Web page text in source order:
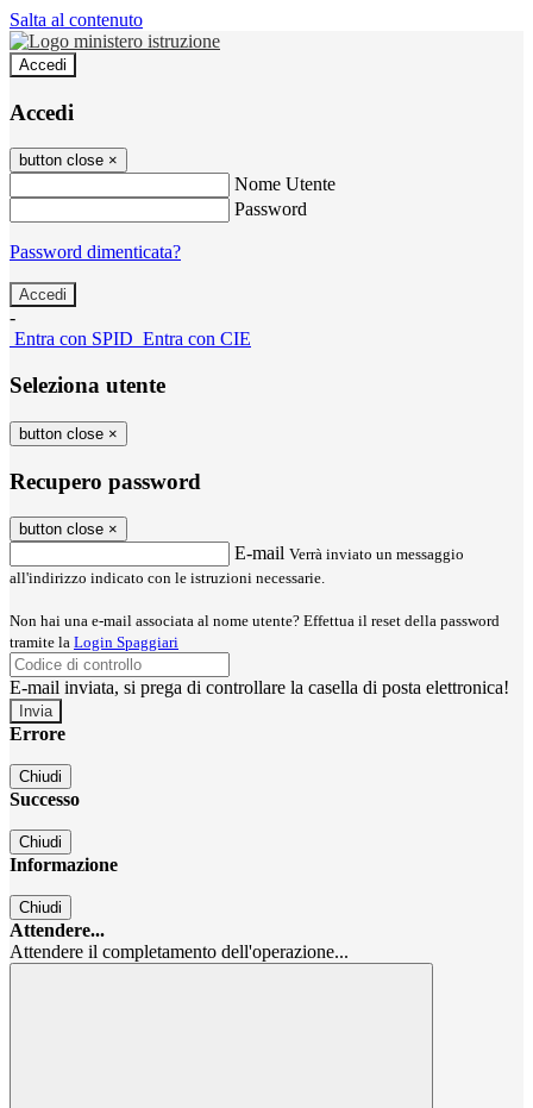
Salta al contenuto
Accedi
Accedi
button close ×
Nome Utente
Password
Password dimenticata?
-
Entra con SPID Entra con CIE
Seleziona utente
button close ×
Recupero password
button close ×
E-mail Verrà inviato un messaggio
all'indirizzo indicato con le istruzioni necessarie.
Non hai una e-mail associata al nome utente? Effettua il reset della password
tramite la Login Spaggiari
E-mail inviata, si prega di controllare la casella di posta elettronica!
Errore
Chiudi
Successo
Chiudi
Informazione
Chiudi
Attendere...
Attendere il completamento dell'operazione...